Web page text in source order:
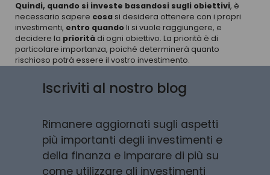
Quindi, quando si investe basandosi sugli obiettivi, è
necessario sapere cosa si desidera ottenere con i propri
investimenti, entro quandoli si vuole raggiungere, e
decidere la priorità di ogni obiettivo. La priorità è di
particolare importanza, poiché determinerà quanto
rischioso potrà essere il vostro investimento.
Iscriviti al nostro blog
Rimanere aggiornati sugli aspetti
più importanti degli investimenti e
della finanza e imparare di più su
come utilizzare gli investimenti